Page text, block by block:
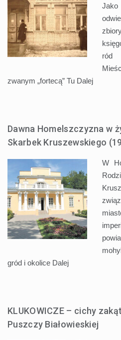
ród
zwanym „fortecą” Tu Dalej
Dawna Homelszczyzna w
Skarbek Kruszewskiego
W
gród i okolice Dalej
KLUKOWICZE – cichy
Puszczy Białowieskiej